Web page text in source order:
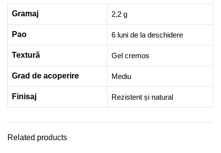
Gramaj 2,2 g
Pao 6 luni de la deschidere
Textură Gel cremos
Grad de acoperire Mediu
Finisaj Rezistent și natural
Related products